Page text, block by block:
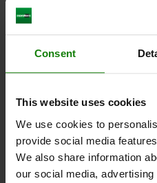
Consent
This website uses cookies
We use cookies to
provide social media
We also share information
our social media,
FUERZA DEL
más gastos de envío
03090